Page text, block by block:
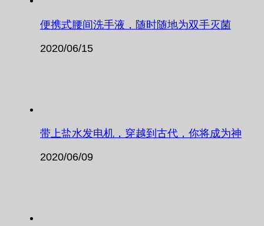
便携式腰间洗手液，随时随地为双手灭菌
2020/06/15
带上盐水发电机，穿越到古代，你将成为神
2020/06/09